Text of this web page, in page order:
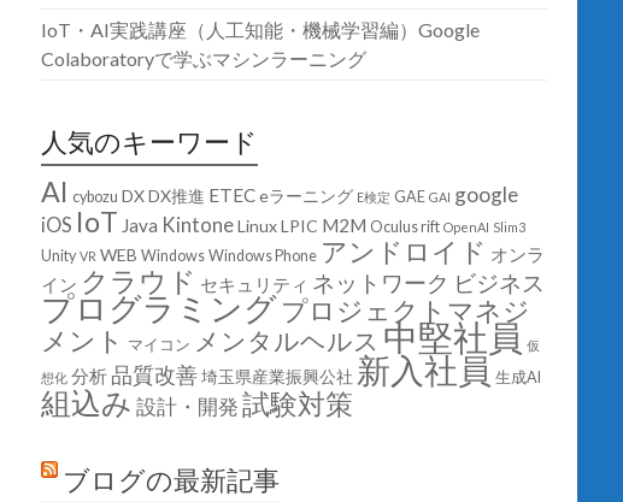
IoT・AI実践講座（人工知能・機械学習編）Google
Colaboratoryで学ぶマシンラーニング
人気のキーワード
AI cybozu DXDX推進 ETECeラーニング E検定 GAE GAI google
iOS IoT Java KintoneLinuxLPIC M2M Oculus rift OpenAI Slim3
Unity VR WEB Windows Windows Phone アンドロイド オンラ
イン クラウド セキュリティ ネットワーク ビジネス
プログラミングプロジェクトマネジ
メント
マイコン メンタルヘルス 中堅社員 仮
想化 分析 品質改善埼玉県産業振興公社 新入社員 生成AI
組込み 設計・開発試験対策
ブログの最新記事